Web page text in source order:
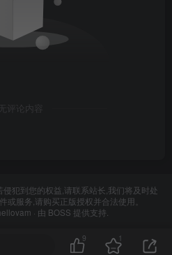
无评论内容
犯到您的权益,请联系站长,我们将及时处
或服务,请购买正版授权并合法使用。
· 由 BOSS 提供支持.
9 1